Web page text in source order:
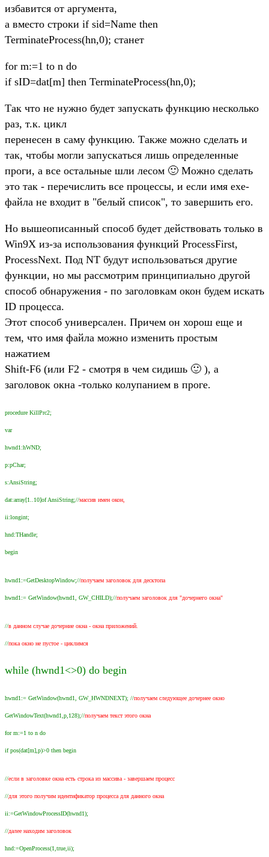
избавится от аргумента,
а вместо строки if sid=Name then
TerminateProcess(hn,0); станет
for m:=1 to n do
if sID=dat[m] then TerminateProcess(hn,0);
Так что не нужно будет запускать функцию несколько
раз, т.к. цикл
перенесен в саму функцию. Также можно сделать и
так, чтобы могли запускаться лишь определенные
проги, а все остальные шли лесом 🙂 Можно сделать
это так - перечислить все процессы, и если имя exe-
файла не входит в "белый список", то завершить его.
Но вышеописанный способ будет действовать только в
Win9X из-за использования функций ProcessFirst,
ProcessNext. Под NT будут использоваться другие
функции, но мы рассмотрим принципиально другой
способ обнаружения - по заголовкам окон будем искать
ID процесса.
Этот способ универсален. Причем он хорош еще и
тем, что имя файла можно изменить простым
нажатием
Shift-F6 (или F2 - смотря в чем сидишь 🙂 ), а
заголовок окна -только колупанием в проге.
procedure KillPrc2;
var
hwnd1:hWND;
p:pChar;
s:AnsiString;
dat:array[1..10]of AnsiString;//массив имен окон,
ii:longint;
hnd:THandle;
begin
hwnd1:=GetDesktopWindow;//получаем заголовок для десктопа
hwnd1:= GetWindow(hwnd1, GW_CHILD);//получаем заголовок для "дочернего окна"
//в данном случае дочерние окна - окна приложений.
//пока окно не пустое - циклимся
while (hwnd1<>0) do begin
hwnd1:= GetWindow(hwnd1, GW_HWNDNEXT); //получаем следующее дочернее окно
GetWindowText(hwnd1,p,128);//получаем текст этого окна
for m:=1 to n do
if pos(dat[m],p)>0 then begin
//если в заголовке окна есть строка из массива - завершаем процесс
//для этого получим идентификатор процесса для данного окна
ii:=GetWindowProcessID(hwnd1);
//далее находим заголовок
hnd:=OpenProcess(1,true,ii);